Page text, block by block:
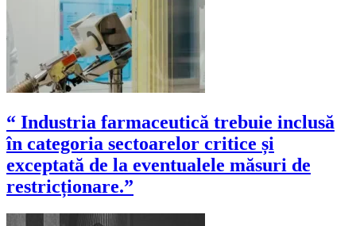
“ Industria farmaceutică trebuie inclusă
în categoria sectoarelor critice și
exceptată de la eventualele măsuri de
restricționare.”